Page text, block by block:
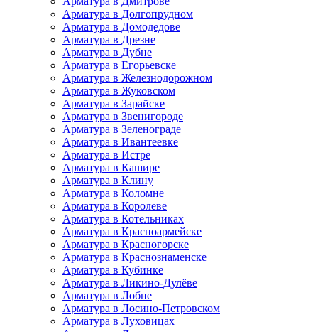
Арматура в Долгопрудном
Арматура в Домодедове
Арматура в Дрезне
Арматура в Дубне
Арматура в Егорьевске
Арматура в Железнодорожном
Арматура в Жуковском
Арматура в Зарайске
Арматура в Звенигороде
Арматура в Зеленограде
Арматура в Ивантеевке
Арматура в Истре
Арматура в Кашире
Арматура в Клину
Арматура в Коломне
Арматура в Королеве
Арматура в Котельниках
Арматура в Красноармейске
Арматура в Красногорске
Арматура в Краснознаменске
Арматура в Кубинке
Арматура в Ликино-Дулёве
Арматура в Лобне
Арматура в Лосино-Петровском
Арматура в Луховицах